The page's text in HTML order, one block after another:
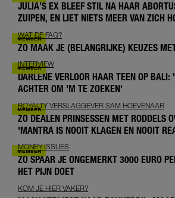
JULIA’S EX BLEEF STIL NA HAAR
ZUIPEN, EN LIET NIETS MEER VAN ZICH
WAT DE FAQ?
ZO MAAK JE (BELANGRIJKE) KEUZES
INTERVIEW
DARLENE VERLOOR HAAR TEEN OP
ACHTER OM 'M TE ZOEKEN'
ROYALTY VERSLAGGEVER SAM HOEVENAAR
ZO DEALEN PRINSESSEN MET RODDELS
'MANTRA IS NOOIT KLAGEN EN NOOIT
MONEY ISSUES
ZO SPAAR JE ONGEMERKT 3000 EURO
HET PIJN DOET
KOM JE HIER VAKER?